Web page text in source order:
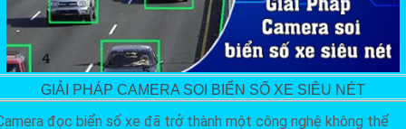
GIẢI PHÁP CAMERA SOI BIỂN SỐ XE SIÊU NÉT
đọc biển số xe đã trở thành một công nghệ không thể